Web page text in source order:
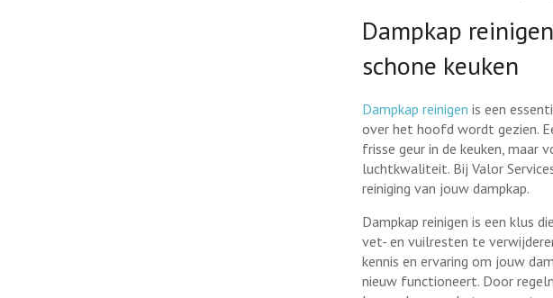
Dampkap
schone keuken
Dampkap reinigen is een
over het hoofd wordt gezien.
frisse geur in de keuken, maar
luchtkwaliteit. Bij Valor
reiniging van jouw dampkap.
Dampkap reinigen is een klus
vet- en vuilresten te
kennis en ervaring om jouw
nieuw functioneert. Door